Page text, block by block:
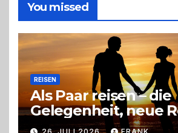
richtige
Entscheidung
You missed
REISEN
Als Paar reisen – die
Gelegenheit, neue
zu entdecken